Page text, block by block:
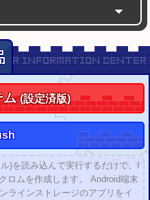
テム
ュを確認してから適用して下さい。
チェッカー
ム(設定済版)
)を読み込んで実行するだけで、I
成します。 Android端末
ラインストレージのアプリをイ